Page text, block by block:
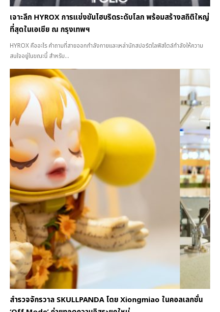
เจาะลึก HYROX การแข่งขันไฮบริดระดับโลก พร้อมสร้างสถิติใหญ่
ที่สุดในเอเชีย ณ กรุงเทพฯ
HYROX คืออะไร คำถามที่สายออกกำลังกายและเหล่านักสปอร์ตไลฟ์สไตล์กำลังให้ความ
สนใจอยู่ในขณะนี้ สำหรับ...
สำรวจจักรวาล SKULLPANDA โดย Xiongmiao ในคอลเลกชั่น